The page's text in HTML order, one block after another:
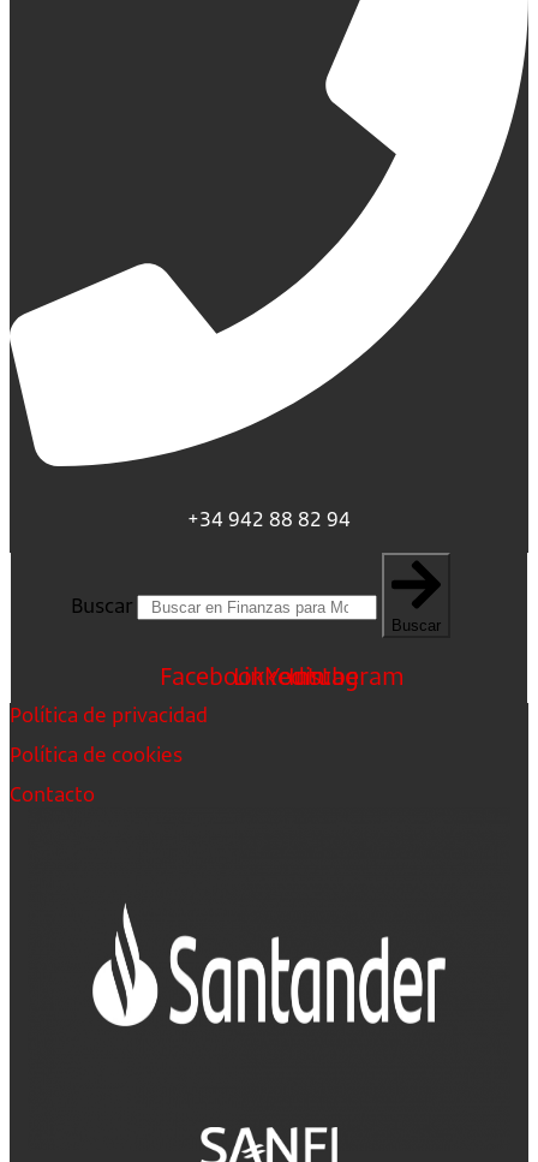
+34 942 88 82 94
Buscar
Buscar
FacebookLinkedin
Youtube
Instagram
Política de privacidad
Política de cookies
Contacto